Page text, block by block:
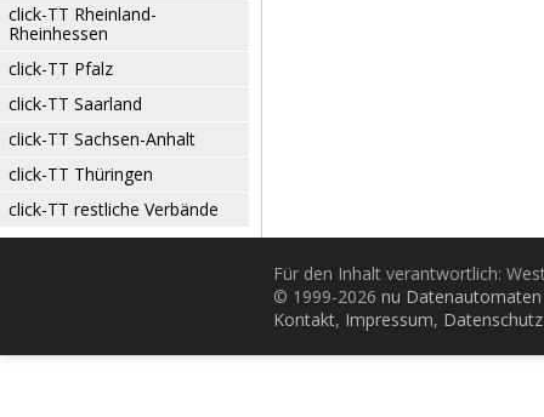
click-TT Rheinland-
Rheinhessen
click-TT Pfalz
click-TT Saarland
click-TT Sachsen-Anhalt
click-TT Thüringen
click-TT restliche Verbände
Für den Inhalt verantwortlich:
© 1999-2026 nu
Kontakt, Impressum, Datenschutz